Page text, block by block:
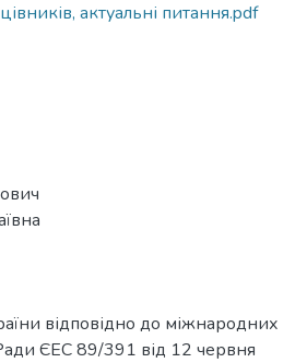
актуальні питання.pdf
відповідно до міжнародних
ЄЕС 89/391 від 12 червня